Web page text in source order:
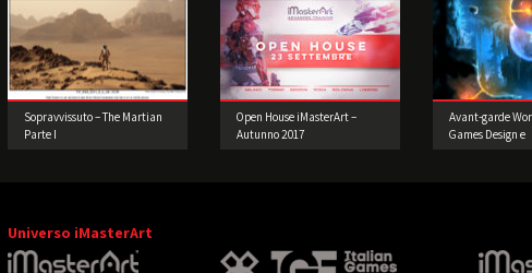
Sopravvissuto – The Martian
Parte I
Open House iMasterArt –
Autunno 2017
Avant-garde
Games Design e
Universo iMasterArt